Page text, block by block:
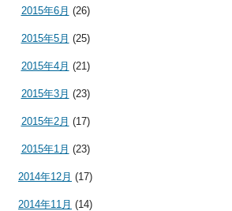
2015年6月 (26)
2015年5月 (25)
2015年4月 (21)
2015年3月 (23)
2015年2月 (17)
2015年1月 (23)
2014年12月 (17)
2014年11月 (14)